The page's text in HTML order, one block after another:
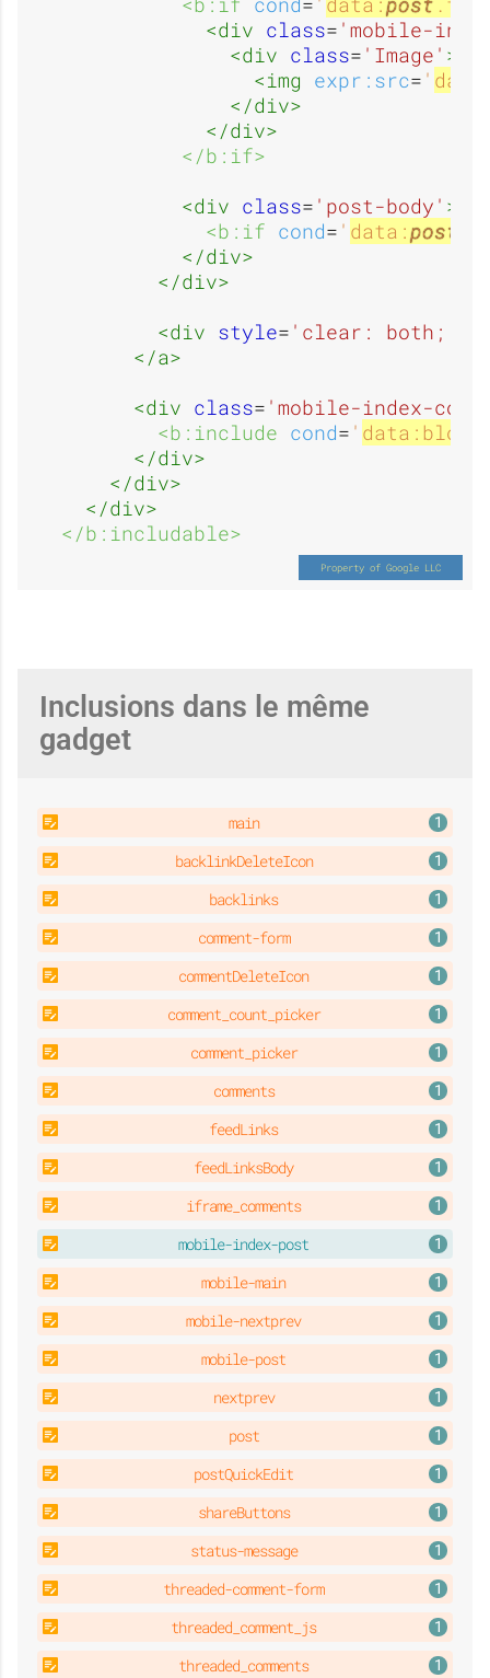
O
u
i
e
:
O
u
e
:
R
n
d
s
a
e
:
u
c
e
<div class= 'mobile-
<div class= 'Image' >
<img expr:src= '
</div>
</div>
</b:if>
<div class= 'post-body' >
<b:if cond= ' data:post
</div>
</div>
<div style= 'clear: both;'
</a>
<div class= 'mobile-index-
<b:include cond= '
</div>
</div>
</div>
</b:includable>
Inclusions dans le même
gadget
main
backlinkDeleteIcon
backlinks
comment-form
commentDeleteIcon
comment_count_picker
comment_picker
comments
feedLinks
feedLinksBody
iframe_comments
mobile-index-post
mobile-main
mobile-nextprev
mobile-post
nextprev
post
postQuickEdit
shareButtons
status-message
threaded-comment-form
threaded_comment_js
threaded_comments